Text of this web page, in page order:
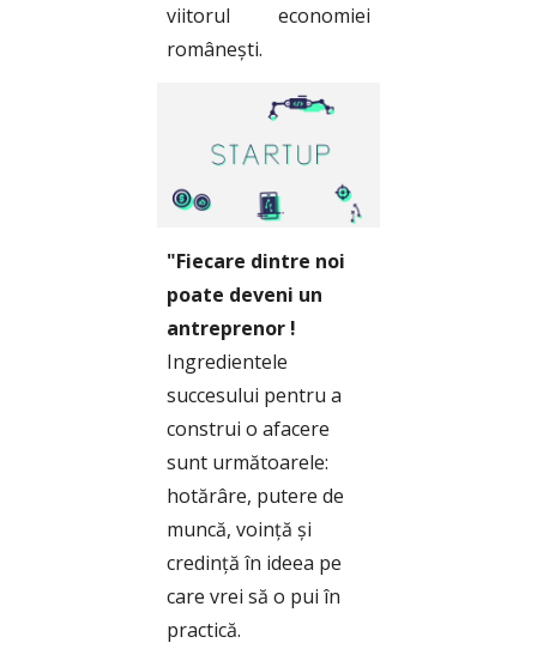
viitorul economiei
românești.
"Fiecare dintre noi
poate deveni un
antreprenor !
Ingredientele
succesului pentru a
construi o afacere
sunt următoarele:
hotărâre, putere de
muncă, voință și
credință în ideea pe
care vrei să o pui în
practică.